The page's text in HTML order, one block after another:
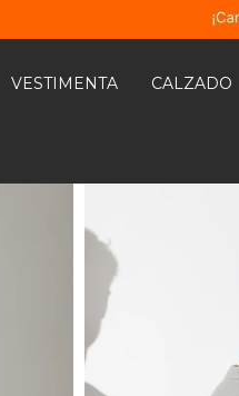
VESTIMENTA CALZADO